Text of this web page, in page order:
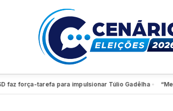
tarefa para impulsionar Túlio Gadêlha● “Meus